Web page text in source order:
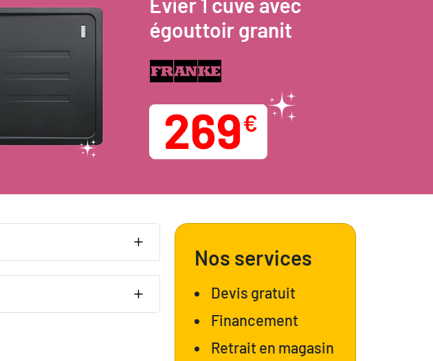
Nos services
Devis gratuit
Financement
Retrait en magasin